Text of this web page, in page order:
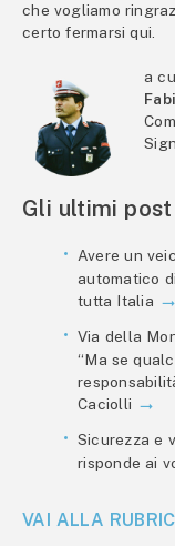
che vogliamo
certo fermarsi qui.
a
Gli ultimi post
Avere un
automatico
tutta Italia
Via della
“Ma se
Caciolli
Sicurezza e
risponde ai
VAI ALLA